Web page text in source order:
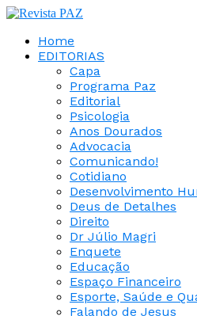
Home
EDITORIAS
Capa
Programa Paz
Editorial
Psicologia
Anos Dourados
Advocacia
Comunicando!
Cotidiano
Desenvolvimento
Deus de Detalhes
Direito
Dr Júlio Magri
Enquete
Educação
Espaço Financeiro
Esporte, Saúde e
Falando de Jesus